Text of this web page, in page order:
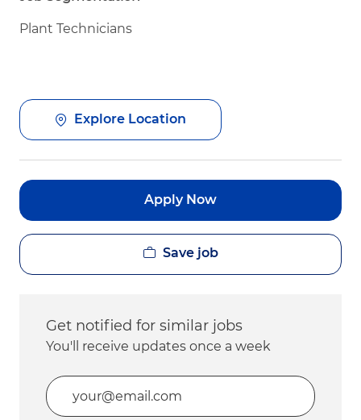
Plant Technicians
Explore Location
Apply Now
Save job
Get notified for similar jobs
You'll receive updates once a week
Enter Email address (Required)